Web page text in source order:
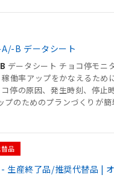
B データシート
データシート チョコ停モニ
稼働率アップをかなえるため
停の原因、発生時刻、停止
のためのプランづくりが
品
生産終了品/推奨代替品 |